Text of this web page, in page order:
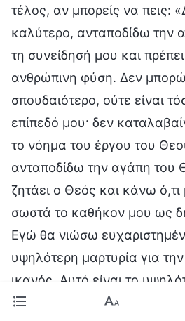
τέλος, αν μπορείς να πεις:
καλύτερο, ανταποδίδω την
τη συνείδησή μου και
ανθρώπινη φύση. Δεν
σπουδαιότερο, ούτε είναι
επίπεδό μου· δεν
το νόημα του έργου του
ανταποδίδω την αγάπη του
ζητάει ο Θεός και κάνω
σωστά το καθήκον μου ως
Εγώ θα νιώσω
υψηλότερη μαρτυρία για την
ικανός. Αυτό είναι το
απαιτείται από ένα μέρος